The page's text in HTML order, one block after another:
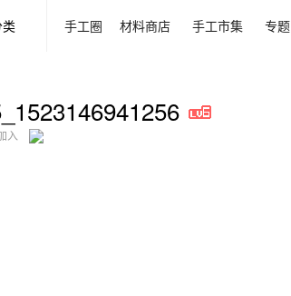
手工圈 材料商店 手工市集 专题
入